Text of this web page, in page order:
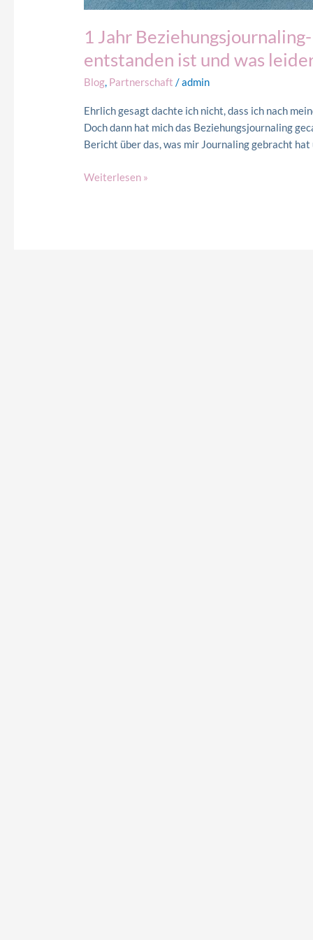
1 Jahr
entstanden ist und was
Blog, Partnerschaft /admin
Ehrlich gesagt dachte ich nicht, dass ich nach
Doch dann hat mich das Beziehungsjournaling
Bericht über das, was mir Journaling gebracht
Weiterlesen »